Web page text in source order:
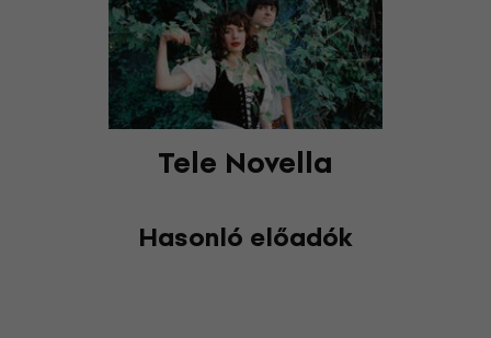
Tele Novella
Hasonló előadók